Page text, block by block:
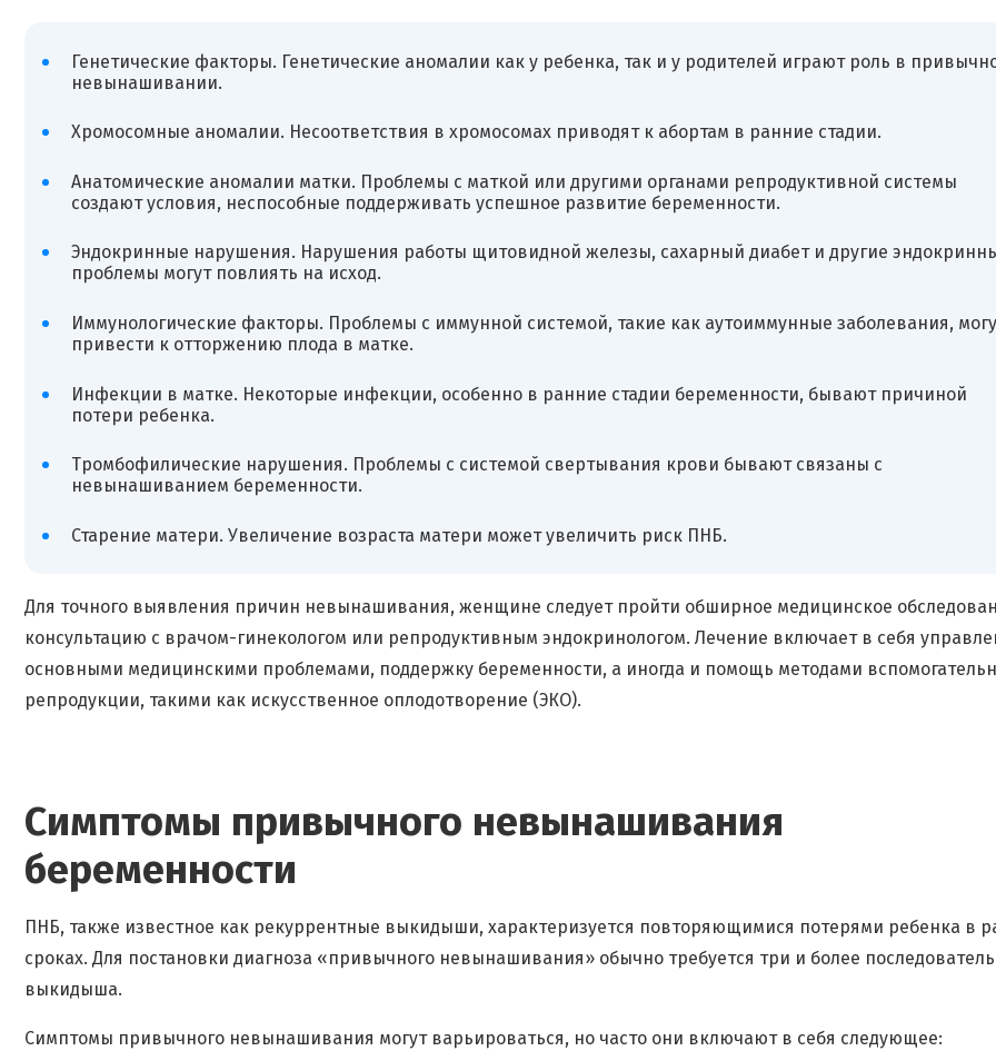
Генетические факторы. Генетические аномалии как у ребенка, так и у родителей играют роль в
невынашивании.
Хромосомные аномалии. Несоответствия в хромосомах приводят к абортам в ранние стадии.
Анатомические аномалии матки. Проблемы с маткой или другими органами репродуктивной системы
создают условия, неспособные поддерживать успешное развитие беременности.
Эндокринные нарушения. Нарушения работы щитовидной железы, сахарный диабет и другие
проблемы могут повлиять на исход.
Иммунологические факторы. Проблемы с иммунной системой, такие как аутоиммунные заболевания,
привести к отторжению плода в матке.
Инфекции в матке. Некоторые инфекции, особенно в ранние стадии беременности, бывают причиной
потери ребенка.
Тромбофилические нарушения. Проблемы с системой свертывания крови бывают связаны с
невынашиванием беременности.
Старение матери. Увеличение возраста матери может увеличить риск ПНБ.
Для точного выявления причин невынашивания, женщине следует пройти обширное медицинское
консультацию с врачом-гинекологом или репродуктивным эндокринологом. Лечение включает в себя
основными медицинскими проблемами, поддержку беременности, а иногда и помощь методами
репродукции, такими как искусственное оплодотворение (ЭКО).
Симптомы привычного невынашивания
беременности
ПНБ, также известное как рекуррентные выкидыши, характеризуется повторяющимися потерями ребенка в
сроках. Для постановки диагноза «привычного невынашивания» обычно требуется три и более
выкидыша.
Симптомы привычного невынашивания могут варьироваться, но часто они включают в себя следующее: